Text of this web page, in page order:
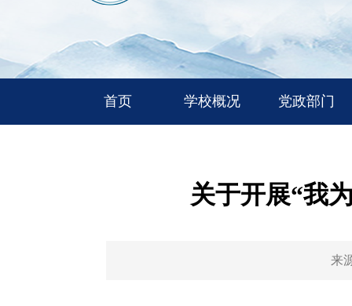
首页 学校概况 党政部门
关于开展“我
来